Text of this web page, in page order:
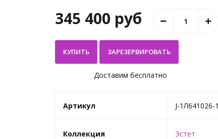
345 400 руб
КУПИТЬ
Доставим бесплатно
Артикул J-1Л641026-
Коллекция Эстет